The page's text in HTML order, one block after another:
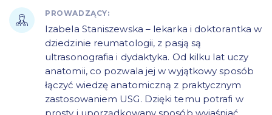
PROWADZĄCY:
Izabela Staniszewska – lekarka i doktorantka w
dziedzinie reumatologii, z pasją są
ultrasonografia i dydaktyka. Od kilku lat uczy
anatomii, co pozwala jej w wyjątkowy sposób
łączyć wiedzę anatomiczną z praktycznym
zastosowaniem USG. Dzięki temu potrafi w
prosty i uporządkowany sposób wyjaśniać